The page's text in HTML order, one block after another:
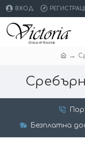
ВХОД
Безплатна